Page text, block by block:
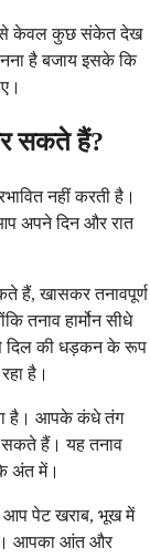
से केवल कुछ संकेत देख
है बजाय इसके कि
सकते हैं?
नहीं करती है।
अपने दिन और रात
हैं, खासकर तनावपूर्ण
तनाव हार्मोन सीधे
दिल की धड़कन के रूप
है।
है। आपके कंधे तंग
हैं। यह तनाव
अंत में।
आप पेट खराब, भूख में
आपका आंत और